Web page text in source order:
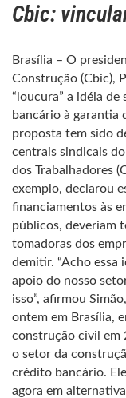
Cbic:
Brasília – O
Construção (Cbic),
“loucura” a idéia
bancário à garantia
proposta tem sido
centrais sindicais
dos Trabalhadores
exemplo, declarou
financiamentos às
públicos, deveriam
tomadoras dos
demitir. “Acho essa
apoio do nosso
isso”, afirmou
ontem em Brasília,
construção civil em
o setor da
crédito bancário.
agora em